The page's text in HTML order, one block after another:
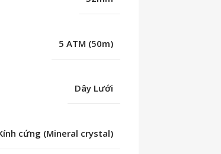
5 ATM (50m)
Dây Lưới
cứng (Mineral crystal)